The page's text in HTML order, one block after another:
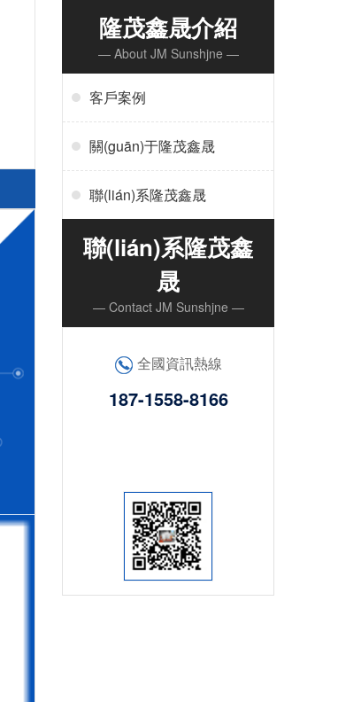
小時不停機洗車[隆茂鑫晟]
隆茂鑫晟介紹
— About JM Sunshjne —
客戶案例
關(guān)于隆茂鑫晟
聯(lián)系隆茂鑫晟
聯(lián)系隆茂鑫
晟
— Contact JM Sunshjne —
全國資訊熱線
187-1558-8166